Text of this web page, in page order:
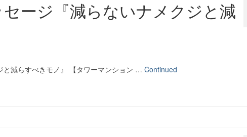
ージ『減らないナメクジと減
と減らすべきモノ』 【タワーマンション … Continued